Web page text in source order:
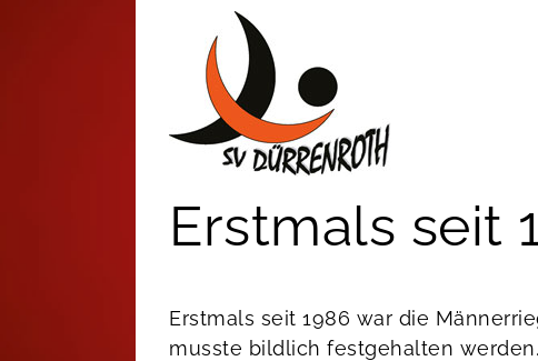
Erstmals seit
Erstmals seit 1986 war die
musste bildlich festgehalten werden.